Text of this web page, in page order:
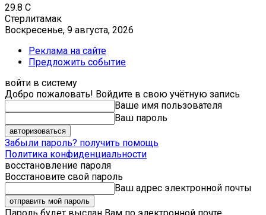
29.8 C
Стерлитамак
Воскресенье, 9 августа, 2026
Реклама на сайте
Предложить событие
войти в систему
Добро пожаловать! Войдите в свою учётную запись
Ваше имя пользователя
Ваш пароль
Забыли пароль? получить помощь
Политика конфиденциальности
восстановление пароля
Восстановите свой пароль
Ваш адрес электронной почты